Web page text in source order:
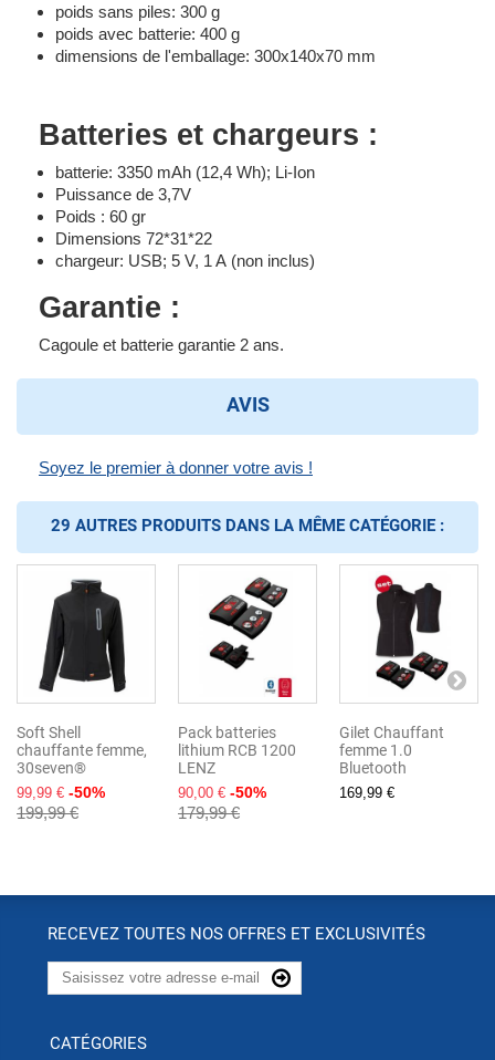
poids sans piles: 300 g
poids avec batterie: 400 g
dimensions de l'emballage: 300x140x70 mm
Batteries et chargeurs :
batterie: 3350 mAh (12,4 Wh); Li-Ion
Puissance de 3,7V
Poids : 60 gr
Dimensions 72*31*22
chargeur: USB; 5 V, 1 A (non inclus)
Garantie :
Cagoule et batterie garantie 2 ans.
AVIS
Soyez le premier à donner votre avis !
29 AUTRES PRODUITS DANS LA MÊME CATÉGORIE :
Soft Shell
chauffante femme,
30seven®
99,99 € -50%
199,99 €
Pack batteries
lithium RCB 1200
LENZ
90,00 € -50%
179,99 €
Gilet Chauffant
femme 1.0
Bluetooth
169,99 €
RECEVEZ TOUTES NOS OFFRES ET EXCLUSIVITÉS
CATÉGORIES